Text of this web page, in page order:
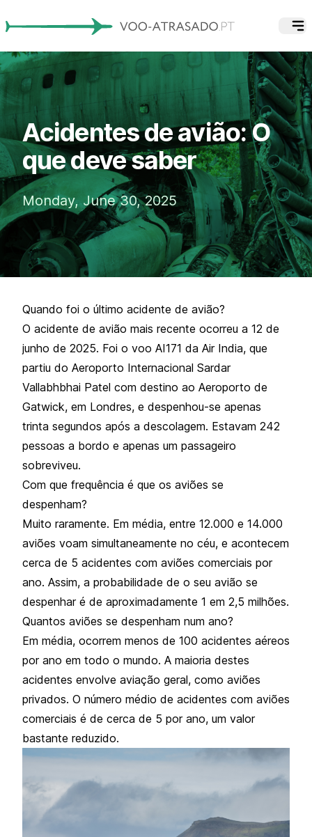
Acidentes de avião: O
que deve saber
Monday, June 30, 2025
Quando foi o último acidente de avião?
O acidente de avião mais recente ocorreu a 12 de
junho de 2025. Foi o voo AI171 da Air India, que
partiu do Aeroporto Internacional Sardar
Vallabhbhai Patel com destino ao Aeroporto de
Gatwick, em Londres, e despenhou-se apenas
trinta segundos após a descolagem. Estavam 242
pessoas a bordo e apenas um passageiro
sobreviveu.
Com que frequência é que os aviões se
despenham?
Muito raramente. Em média, entre 12.000 e 14.000
aviões voam simultaneamente no céu, e acontecem
cerca de 5 acidentes com aviões comerciais por
ano. Assim, a probabilidade de o seu avião se
despenhar é de aproximadamente 1 em 2,5 milhões.
Quantos aviões se despenham num ano?
Em média, ocorrem menos de 100 acidentes aéreos
por ano em todo o mundo. A maioria destes
acidentes envolve aviação geral, como aviões
privados. O número médio de acidentes com aviões
comerciais é de cerca de 5 por ano, um valor
bastante reduzido.